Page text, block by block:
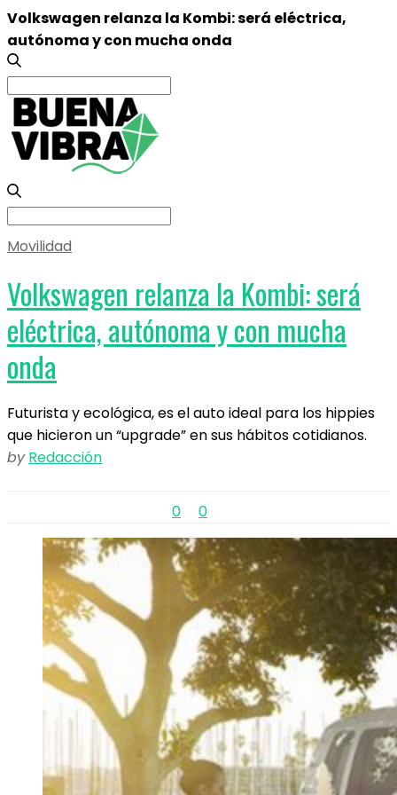
Volkswagen relanza la Kombi: será eléctrica,
autónoma y con mucha onda
Search
for:
Search
Movilidad
Volkswagen relanza la Kombi: será
eléctrica, autónoma y con mucha
onda
Futurista y ecológica, es el auto ideal para los hippies
que hicieron un “upgrade” en sus hábitos cotidianos.
by Redacción
0 0